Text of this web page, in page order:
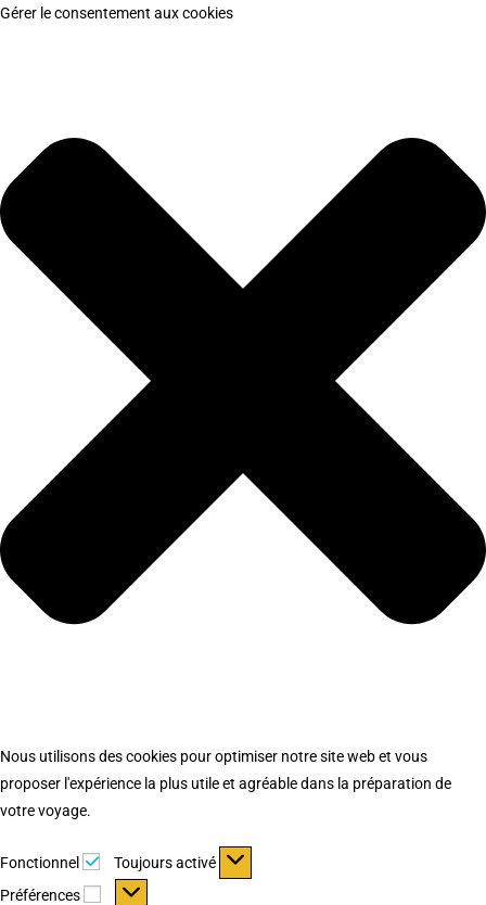
Gérer le consentement aux cookies
Nous utilisons des cookies pour optimiser notre site web et vous
proposer l'expérience la plus utile et agréable dans la préparation de
votre voyage.
Fonctionnel Fonctionnel
Toujours activé
Préférences
Préférences